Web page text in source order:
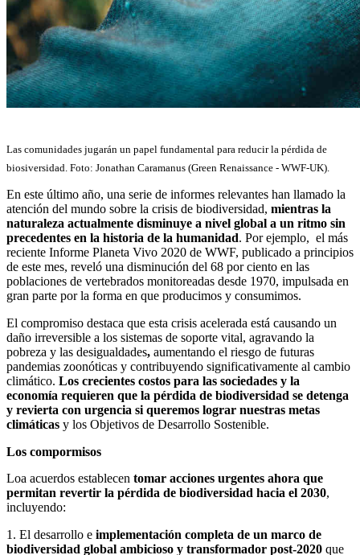
Las comunidades jugarán un papel fundamental para reducir la pérdida de
biosiversidad. Foto: Jonathan Caramanus (Green Renaissance - WWF-UK).
En este último año, una serie de informes relevantes han llamado la
atención del mundo sobre la crisis de biodiversidad, mientras la
naturaleza actualmente disminuye a nivel global a un ritmo sin
precedentes en la historia de la humanidad. Por ejemplo, el más
reciente Informe Planeta Vivo 2020 de WWF, publicado a principios
de este mes, reveló una disminución del 68 por ciento en las
poblaciones de vertebrados monitoreadas desde 1970, impulsada en
gran parte por la forma en que producimos y consumimos.
El compromiso destaca que esta crisis acelerada está causando un
daño irreversible a los sistemas de soporte vital, agravando la
pobreza y las desigualdades, aumentando el riesgo de futuras
pandemias zoonóticas y contribuyendo significativamente al cambio
climático. Los crecientes costos para las sociedades y la
economía requieren que la pérdida de biodiversidad se detenga
y revierta con urgencia si queremos lograr nuestras metas
climáticas y los Objetivos de Desarrollo Sostenible.
Los compormisos
Loa acuerdos establecen tomar acciones urgentes ahora que
permitan revertir la pérdida de biodiversidad hacia el 2030,
incluyendo:
1. El desarrollo e implementación completa de un marco de
biodiversidad global ambicioso y transformador post-2020 que